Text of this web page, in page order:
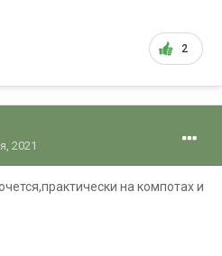
2
2021
на компотах и